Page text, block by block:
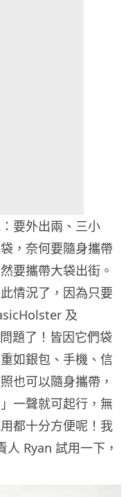
要外出兩、三小
，奈何要隨身攜帶
要攜帶大袋出街。
情況了，因為只要
及
題了！皆因它們袋
如銀包、手機、信
也可以隨身攜帶，
一聲就可起行，無
都十分方便呢！我
人 Ryan 試用一下，